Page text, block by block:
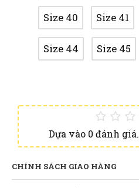
Dựa vào 0 đánh giá.
Size 40 Size 41
Size 44 Size 45
CHÍNH SÁCH GIAO HÀNG